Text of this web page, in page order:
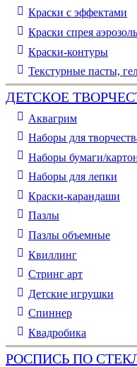
Краски с эффектами
Краски спрея
Краски-контуры
Текстурные пасты,
ДЕТСКОЕ
Аквагрим
Наборы для
Наборы бумаги/
Наборы для лепки
Краски-карандаши
Пазлы
Пазлы объемные
Квиллинг
Стринг арт
Детские игрушки
Спиннер
Квадробика
РОСПИСЬ ПО